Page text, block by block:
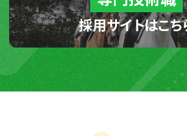
採用サイトはこち